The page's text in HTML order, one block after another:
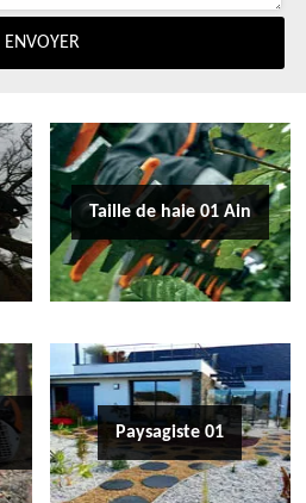
Taille de haie 01 Ain
Paysagiste 01